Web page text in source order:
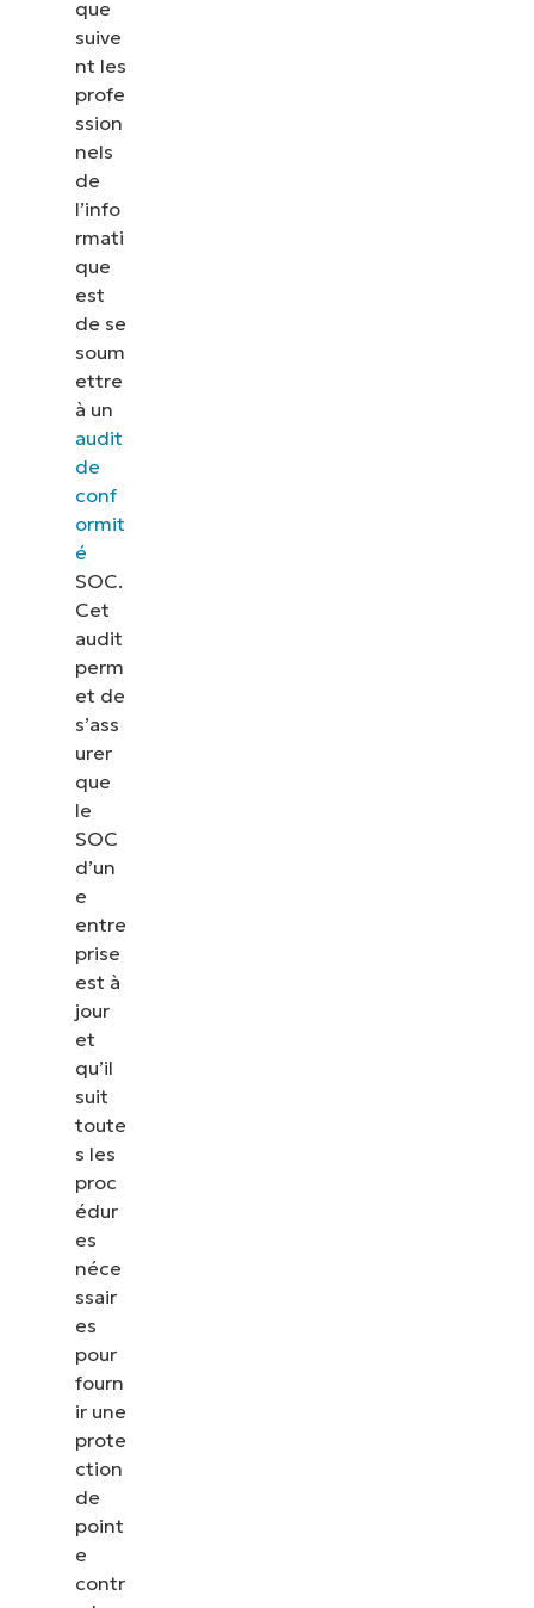
que
suive
nt les
profe
ssion
nels
de
l’info
rmati
que
est
de se
soum
ettre
à un
audit
de
conf
ormit
é
SOC.
Cet
audit
perm
et de
s’ass
urer
que
le
SOC
d’un
e
entre
prise
est à
jour
et
qu’il
suit
toute
s les
proc
édur
es
néce
ssair
es
pour
fourn
ir une
prote
ction
de
point
e
contr